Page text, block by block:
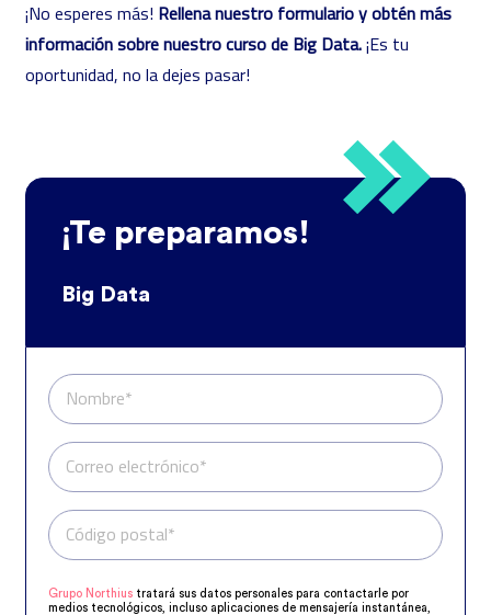
¡No esperes más! Rellena nuestro formulario y obtén más
información sobre nuestro curso de Big Data.¡Es tu
oportunidad, no la dejes pasar!
¡Te preparamos!
Big Data
Nombre*
Correo electrónico*
Teléfono*
Código postal*
Grupo Northius tratará sus datos personales para contactarle por
medios tecnológicos, incluso aplicaciones de mensajería instantánea,